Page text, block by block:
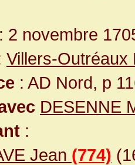
: 2 novembre
Villers-Outréaux
: AD Nord, p
DESENNE
:
Jean (774)